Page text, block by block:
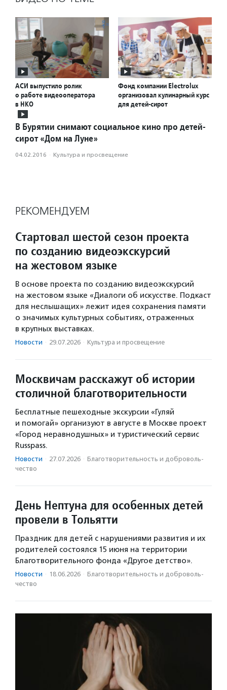
АСИ выпустило ролик
о работе видеооператора
в НКО
Фонд компании Electrolux
организовал кулинарный курс
для детей-сирот
В Бурятии снимают социальное кино про детей-
сирот «Дом на Луне»
04.02.2016 · Культура и просвещение
РЕКОМЕНДУЕМ
Стартовал шестой сезон проекта
по созданию видеоэкскурсий
на жестовом языке
В основе проекта по созданию видеоэкскурсий
на жестовом языке «Диалоги об искусстве. Подкаст
для неслышащих» лежит идея сохранения памяти
о значимых культурных событиях, отраженных
в крупных выставках.
Новости · 29.07.2026 · Культура и просвещение
Москвичам расскажут об истории
столичной благотворительности
Бесплатные пешеходные экскурсии «Гуляй
и помогай» организуют в августе в Москве проект
«Город неравнодушных» и туристический сервис
Russpass.
Новости · 27.07.2026 · Благотвори­тель­ность и доброволь­
чест­во
День Нептуна для особенных детей
провели в Тольятти
Праздник для детей с нарушениями развития и их
родителей состоялся 15 июня на территории
Благотворительного фонда «Другое детство».
Новости · 18.06.2026 · Благотвори­тель­ность и доброволь­
чест­во